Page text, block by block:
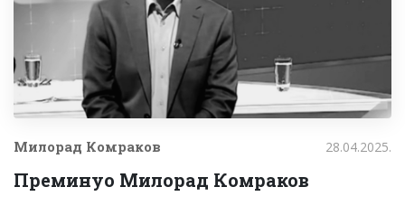
Милорад Комраков 28.04.2025.
Преминуо Милорад Комраков